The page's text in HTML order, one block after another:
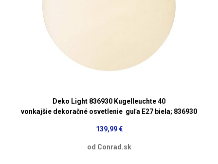
Deko Light 836930 Kugelleuchte 40
vonkajšie dekoračné osvetlenie guľa E27 biela; 836930
139,99 €
od Conrad.sk